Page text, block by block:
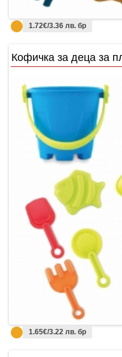
1.72€/3.36 лв. бр
Кофичка за деца за
1.65€/3.22 лв. бр